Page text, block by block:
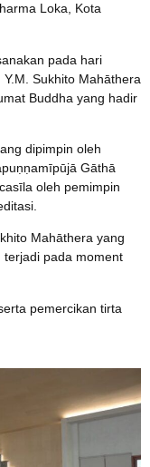
Loka, Kota
pada hari
Sukhito Mahāthera
Buddha yang hadir
dipimpin oleh
Gāthā
oleh pemimpin
Mahāthera yang
terjadi pada moment
pemercikan tirta